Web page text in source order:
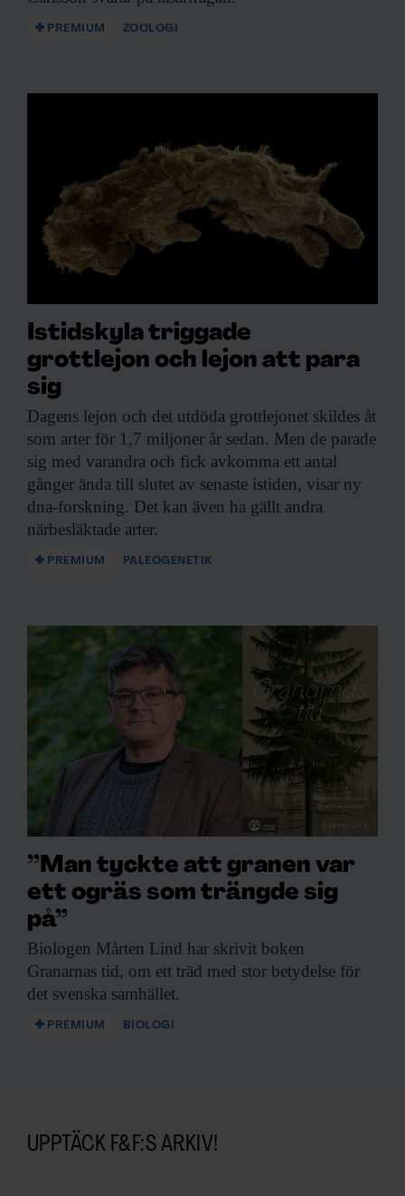
PREMIUM ZOOLOGI
Istidskyla triggade
grottlejon och lejon att para
sig
Dagens lejon och det utdöda grottlejonet skildes åt
som arter för 1,7 miljoner år sedan. Men de parade
sig med varandra och fick avkomma ett antal
gånger ända till slutet av senaste istiden, visar ny
dna-forskning. Det kan även ha gällt andra
närbesläktade arter.
PREMIUM PALEOGENETIK
”Man tyckte att granen var
ett ogräs som trängde sig
på”
Biologen Mårten Lind har skrivit boken
Granarnas tid, om ett träd med stor betydelse för
det svenska samhället.
PREMIUM BIOLOGI
UPPTÄCK F&F:S ARKIV!